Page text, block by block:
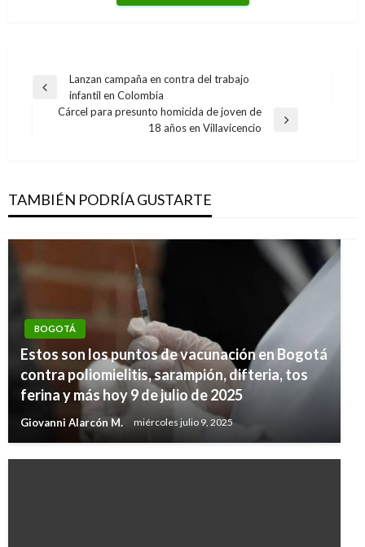
Navegación
Entrada
anterior
Lanzan campaña en contra del trabajo
infantil en Colombia
Cárcel para presunto homicida de joven de
18 años en Villavicencio
TAMBIÉN PODRÍA GUSTARTE
BOGOTÁ
Estos son los puntos de vacunación en Bogotá
contra poliomielitis, sarampión, difteria, tos
ferina y más hoy 9 de julio de 2025
Giovanni Alarcón M. miércoles julio 9, 2025